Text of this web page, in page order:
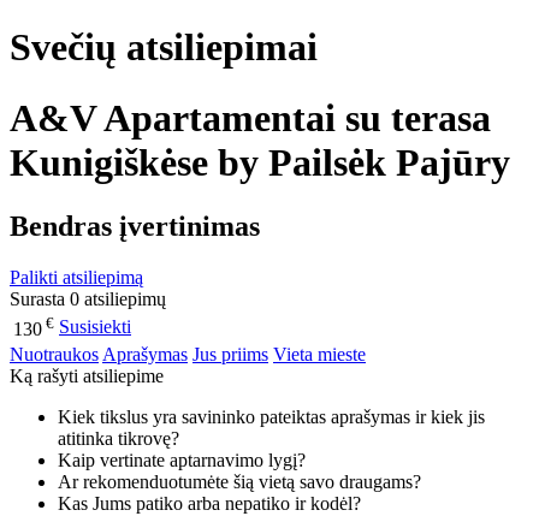
Svečių atsiliepimai
A&V Apartamentai su terasa
Kunigiškėse by Pailsėk Pajūry
Bendras įvertinimas
Palikti atsiliepimą
Surasta 0 atsiliepimų
130 € Susisiekti
Nuotraukos Aprašymas Jus priims Vieta mieste
Ką rašyti atsiliepime
Kiek tikslus yra savininko pateiktas aprašymas ir kiek jis
atitinka tikrovę?
Kaip vertinate aptarnavimo lygį?
Ar rekomenduotumėte šią vietą savo draugams?
Kas Jums patiko arba nepatiko ir kodėl?